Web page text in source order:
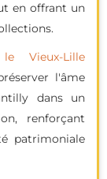
en offrant un
Vieux-Lille
l'âme
dans un
renforçant
patrimoniale